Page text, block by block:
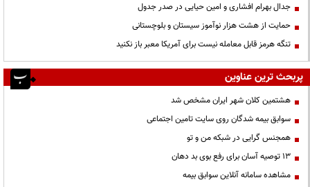
جدال بهرام افشاری و امین حیایی در صدر جدول
حمایت از هشت هزار نوآموز سیستان و بلوچستانی
تنگه هرمز قابل معامله نیست برای آمریکا معبر باز نکنید
پربحث ترین عناوین
هشتمین کلان شهر ایران مشخص شد
سوابق بیمه شدگان روی سایت تامین اجتماعی
همجنس گرایی در شبکه من و تو
13 توصیه آسان برای رفع بوی بد دهان
مشاهده سامانه آنلاين سوابق بیمه